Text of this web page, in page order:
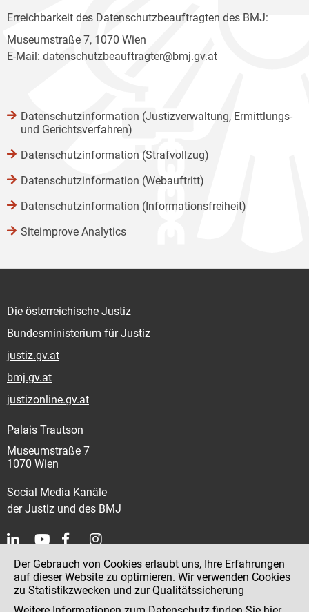
Erreichbarkeit des Datenschutzbeauftragten des BMJ:
Museumstraße 7, 1070 Wien
E-Mail: datenschutzbeauftragter@bmj.gv.at
Datenschutzinformation (Justizverwaltung, Ermittlungs-
und Gerichtsverfahren)
Datenschutzinformation (Strafvollzug)
Datenschutzinformation (Webauftritt)
Datenschutzinformation (Informationsfreiheit)
Siteimprove Analytics
Die österreichische Justiz
Bundesministerium für Justiz
justiz.gv.at
bmj.gv.at
justizonline.gv.at
Palais Trautson
Museumstraße 7
1070 Wien
Social Media Kanäle
der Justiz und des BMJ
Kontakt
Impressum
Der Gebrauch von Cookies erlaubt uns, Ihre Erfahrungen
auf dieser Website zu optimieren. Wir verwenden Cookies
zu Statistikzwecken und zur Qualitätssicherung